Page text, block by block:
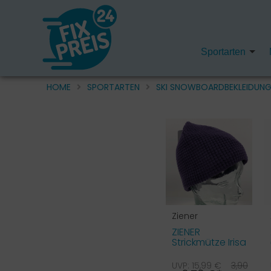
Sportarten
HOME SPORTARTEN SKI SNOWBOARDBEKLEIDUNG
Ziener
ZIENER
Strickmütze Irisa
UVP: 15,99 €
3,90